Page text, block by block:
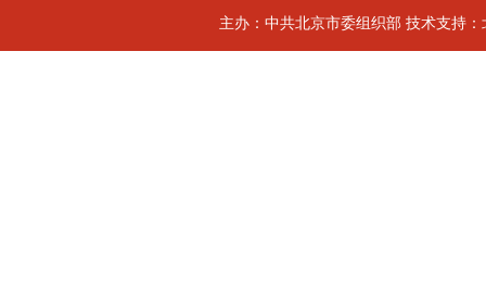
主办：中共北京市委组织部 技术支持